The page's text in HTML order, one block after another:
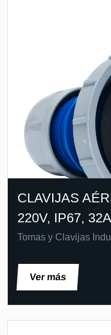
CLAVIJAS
220V, IP67,
Tomas y Clavijas
Ver más